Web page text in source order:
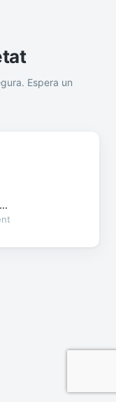
Espera un